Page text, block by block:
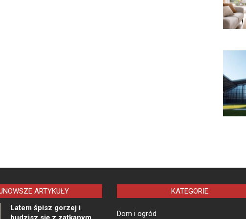
ARTYKUŁY
Latem śpisz gorzej i
KATEGORIE
Dom i ogród